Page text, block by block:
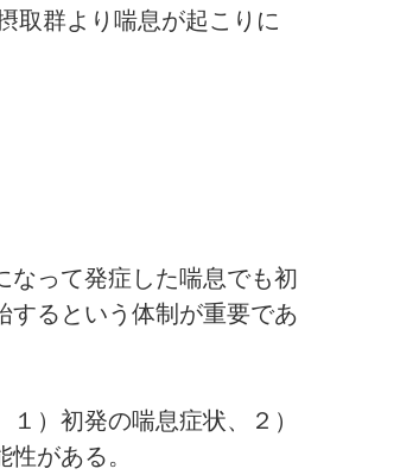
取群より喘息が起こりに
なって発症した喘息でも初
するという体制が重要であ
）初発の喘息症状、２）
がある。